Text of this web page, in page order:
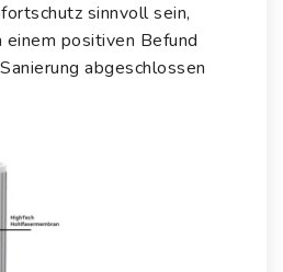
sinnvoll sein,
positiven Befund
abgeschlossen